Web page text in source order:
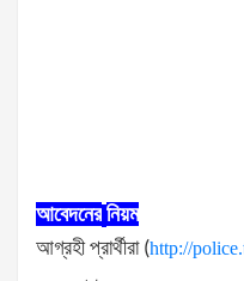
আবেদনের নিয়ম
আগ্রহী প্রার্থীরা(http://